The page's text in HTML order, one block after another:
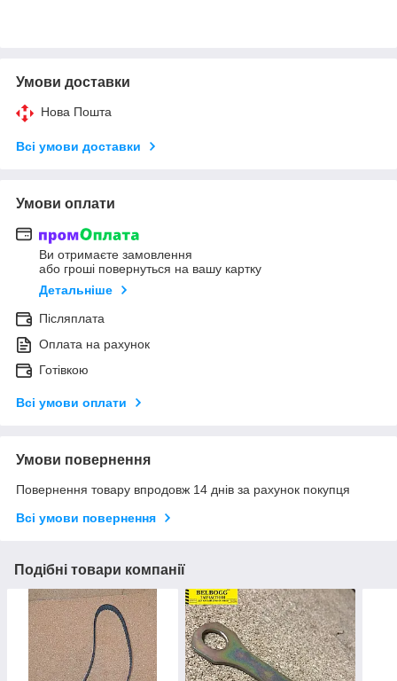
Умови доставки
Нова Пошта
Всі умови доставки
Умови оплати
Ви отримаєте замовлення
або гроші повернуться на вашу картку
Детальніше
Післяплата
Оплата на рахунок
Готівкою
Всі умови оплати
Умови повернення
Повернення товару впродовж 14 днів за рахунок покупця
Всі умови повернення
Подібні товари компанії